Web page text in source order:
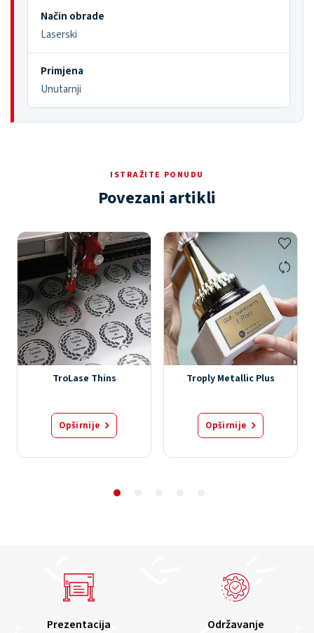
Način obrade
Laserski
Primjena
Unutarnji
ISTRAŽITE PONUDU
Povezani artikli
TroLase Thins
Opširnije
Troply Metallic Plus
Opširnije
Prezentacija Održavanje